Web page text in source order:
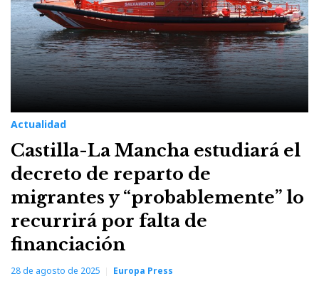
Actualidad
Castilla-La Mancha estudiará el
decreto de reparto de
migrantes y “probablemente” lo
recurrirá por falta de
financiación
28 de agosto de 2025 Europa Press